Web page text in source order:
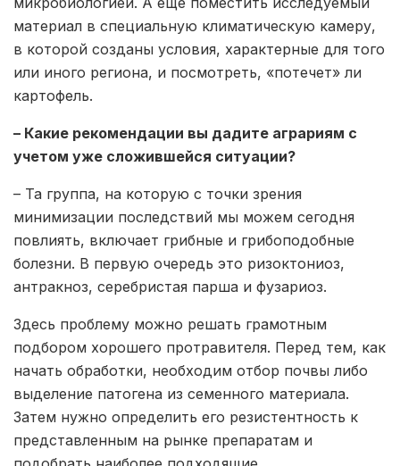
материал в специальную климатическую камеру,
в которой созданы условия, характерные для того
или иного региона, и посмотреть, «потечет» ли
картофель.
– Какие рекомендации вы дадите аграриям с
учетом уже сложившейся ситуации?
– Та группа, на которую с точки зрения
минимизации последствий мы можем сегодня
повлиять, включает грибные и грибоподобные
болезни. В первую очередь это ризоктониоз,
антракноз, серебристая парша и фузариоз.
Здесь проблему можно решать грамотным
подбором хорошего протравителя. Перед тем, как
начать обработки, необходим отбор почвы либо
выделение патогена из семенного материала.
Затем нужно определить его резистентность к
представленным на рынке препаратам и